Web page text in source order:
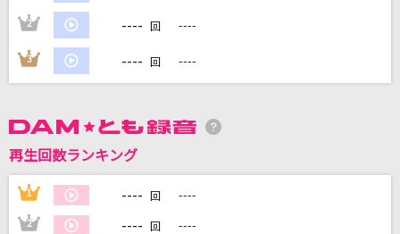
カラオケをもっと楽しもう！
2 ---- 回 ----
3 ---- 回 ----
再生回数ランキング
1 ---- 回 ----
2 ---- 回 ----